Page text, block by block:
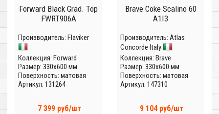
Forward Black Grad. Top
FWRT906A
Производитель: Flaviker
Коллекция: Forward
Размер: 330x600 мм
Поверхность: матовая
Артикул: 131264
7 399 руб/шт
Brave Coke Scalino 60
A1I3
Производитель: Atlas
Concorde Italy
Коллекция: Brave
Размер: 330x600 мм
Поверхность: матовая
Артикул: 147310
9 104 руб/шт